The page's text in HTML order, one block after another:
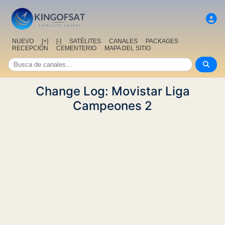
NUEVO [+] [-] SATÉLITES CANALES
PACKAGES
RECEPCIÓN
CEMENTERIO MAPA DEL SITIO
Change Log: Movistar Liga
Campeones 2